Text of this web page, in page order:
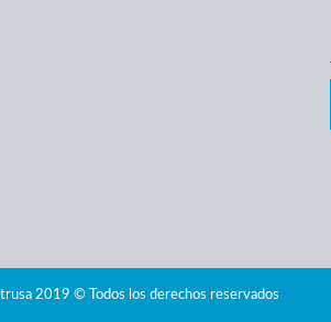
2019 © Todos los derechos reservados